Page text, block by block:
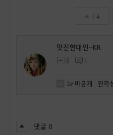
14
멋진현대인-KR
5 1
Lv 비공개 진각
댓글 0